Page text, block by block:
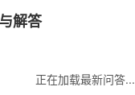
解答
正在加载最新问答...